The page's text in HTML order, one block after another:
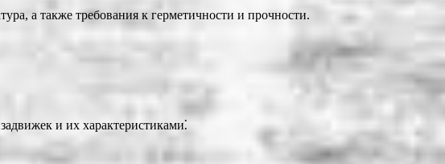
а также требования к герметичности и прочности.
и их характеристиками⁚